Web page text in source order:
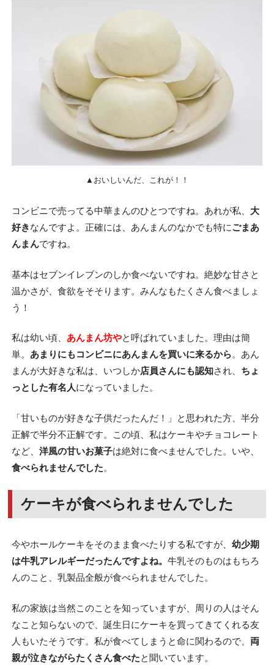
▲おいしいんだ、これが！！
コンビニで売ってる中華まんのひとつですね。あれが私、 大
好きなんですよ。正確には、あんまんのなかでも特にごまあ
んまんですね。
基本はセブンイレブンのしか食べないですね。絶妙な甘さと
温かさが、食欲をそそります。みんなもたくさん食べましょ
う！
私は幼い頃、 あんまん坊やと呼ばれていました。理由は簡
単。 あまりにもコンビニにあんまんを買いに来るから。あん
まんが大好きな私は、いつしか店員さんにも認知され、 ちょ
っとした有名人になっていました。
「甘いものが好きな子供だったんだ！」と思われた方、半分
正解で半分不正解です。この頃、私はケーキやチョコレート
など、 洋風の甘いお菓子は絶対に食べませんでした。いや、
食べられませんでした。
ケーキが食べられませんでした
今やホールケーキをそのまま食べたりする私ですが、 幼少期
は牛乳アレルギーだったんですよね。 牛乳そのものはもちろ
んのこと、乳製品全般が食べられませんでした。
私の家族は当然このことを知っていますが、周りの人はそん
なこと知らないので、誕生日にケーキを買ってきてくれる友
人もいたそうです。私が食べてしまうと命に関わるので、 両
親が泣きながらたくさん食べたと聞いています。